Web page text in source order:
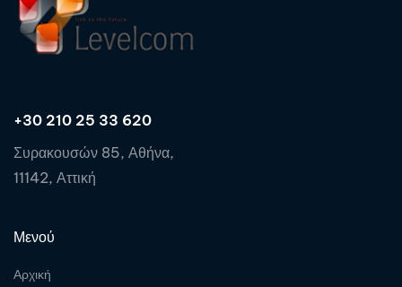
+30 210 25 33 620
Συρακουσών 85, Αθήνα,
11142, Αττική
Μενού
Αρχική